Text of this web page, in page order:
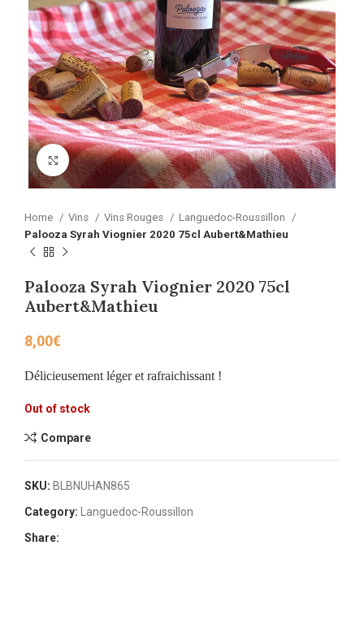
Click to enlarge
Home Vins Vins Rouges
Languedoc-Roussillon
Palooza Syrah Viognier 2020 75cl Aubert&Mathieu
Palooza Syrah Viognier 2020 75cl
Aubert&Mathieu
8,00€
Délicieusement léger et rafraichissant !
Out of stock
Compare
SKU: BLBNUHAN865
Category:
Languedoc-Roussillon
Share: